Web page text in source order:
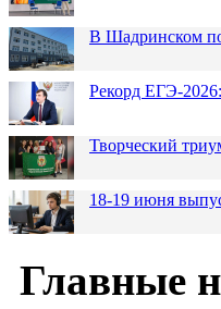
В Шадринском
Рекорд ЕГЭ-
Творческий
18-19 июня
Главные